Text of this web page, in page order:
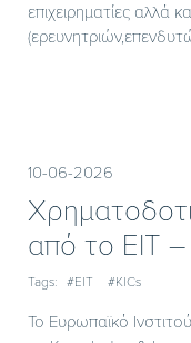
επιχειρηματίες αλλά
10-06-2026
από το EIT
Tags: #EIT #KICs
Το Ευρωπαϊκό